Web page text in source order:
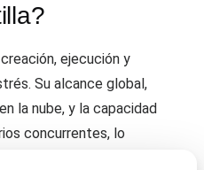
ejecución y
Su alcance global,
la nube, y la capacidad
concurrentes, lo